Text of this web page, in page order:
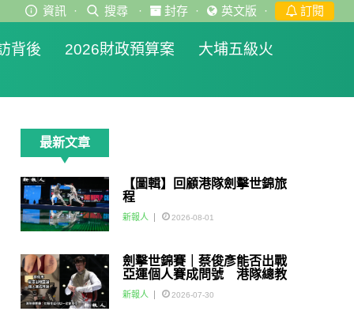
資訊 · 搜尋 · 封存 · 英文版 · 訂閱
背後 2026財政預算案
大埔五級火
最新文章
【圖輯】回顧港隊劍擊世錦旅
程
新報人 2026-08-01
劍擊世錦賽｜蔡俊彥能否出戰
亞運個人賽成問號 港隊總教
練：如醫生話可以一定會用佢
新報人 2026-07-30